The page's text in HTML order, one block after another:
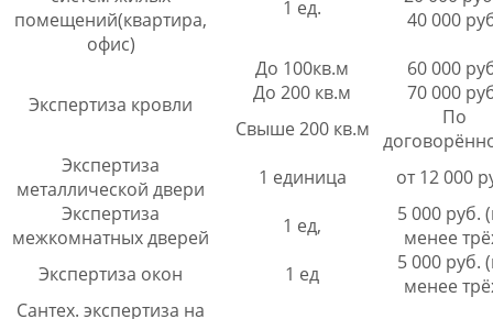
помещений(квартира,
офис)
1 ед.
40 000
Экспертиза кровли
До 100кв.м
60 000
До 200 кв.м
70 000
Свыше 200 кв.м
По
Экспертиза
металлической двери
1 единица
от 12 000
Экспертиза
межкомнатных дверей
1 ед,
5 000 руб.
менее
Экспертиза окон
1 ед
5 000 руб.
менее
Сантех. экспертиза на